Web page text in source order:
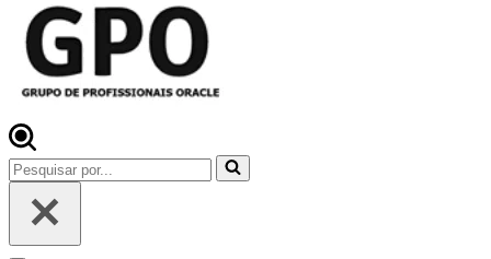
Pesquisar
por...